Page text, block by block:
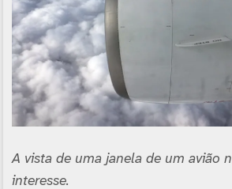
A vista de uma janela de um avião
interesse.